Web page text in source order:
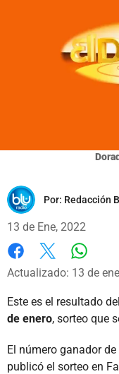
Por: Redacción
13 de Ene, 2022
Facebook
X
Actualizado: 13 de
Este es el resultado del
de enero, sorteo que
El número ganador de
publicó el sorteo en